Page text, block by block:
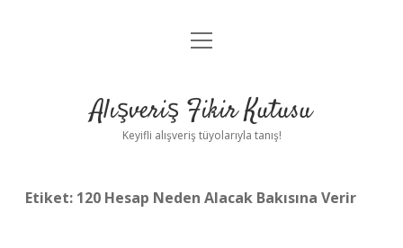
Anasayfa
Yasal Uyarı
menüyü
Alışveriş Fikir Kutusu
Keyifli alışveriş tüyolarıyla tanış!
Etiket: 120 Hesap Neden Alacak Bakısına Verir